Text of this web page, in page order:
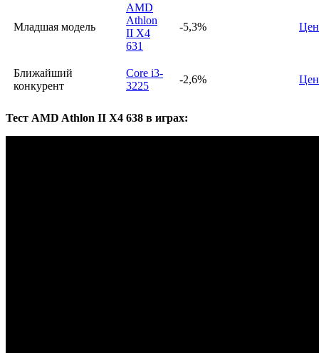
Младшая модель
AMD
Athlon
II X4
631
-5,3%
Ближайший
конкурент
Core i3-
3225
-2,6%
Тест AMD Athlon II X4 638 в играх: